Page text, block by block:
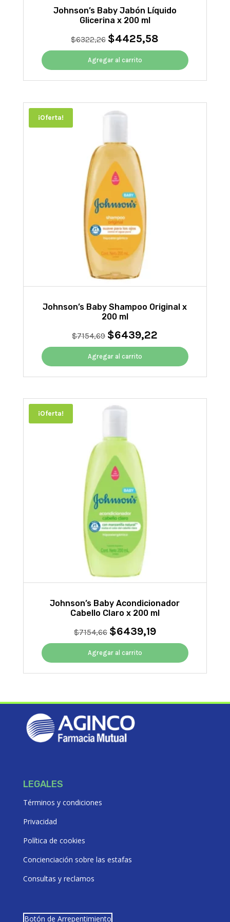
Johnson’s Baby Jabón Líquido
Glicerina x 200 ml
$6322,26 El
precio
original
era:
$6322,26.
$4425,58
precio
es:
$4425,58.
Agregar al carrito
¡Oferta!
Johnson’s Baby Shampoo Original x
200 ml
$7154,69 El
precio
original
era:
$7154,69.
$6439,22
precio
es:
$6439,22.
Agregar al carrito
¡Oferta!
Johnson’s Baby Acondicionador
Cabello Claro x 200 ml
$7154,66 El
precio
original
era:
$7154,66.
$6439,19El
precio
es:
$6439,19.
Agregar al carrito
LEGALES
Términos y condiciones
Privacidad
Política de cookies
Concienciación sobre las estafas
Consultas y reclamos
Botón de Arrepentimiento